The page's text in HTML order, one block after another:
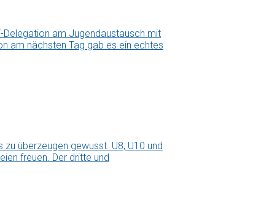
am Jugendaustausch mit
am nächsten Tag gab es ein echtes
überzeugen gewusst. U8, U10 und
freuen. Der dritte und